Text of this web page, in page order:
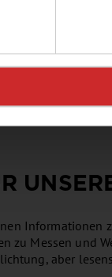
Informationen
zu Messen und
aber